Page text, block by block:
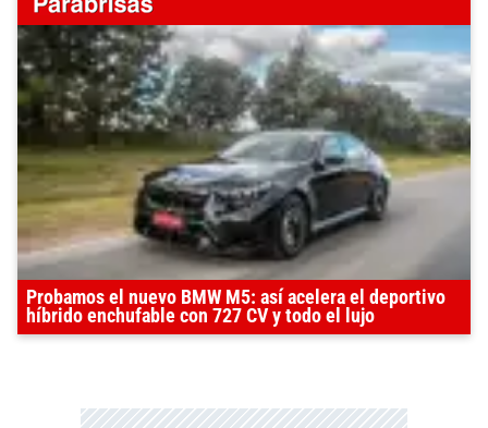
Probamos el nuevo BMW M5: así acelera el deportivo
híbrido enchufable con 727 CV y todo el lujo